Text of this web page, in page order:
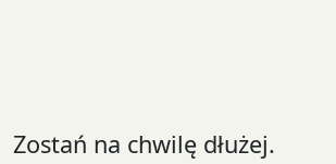
Zostań na chwilę dłużej.